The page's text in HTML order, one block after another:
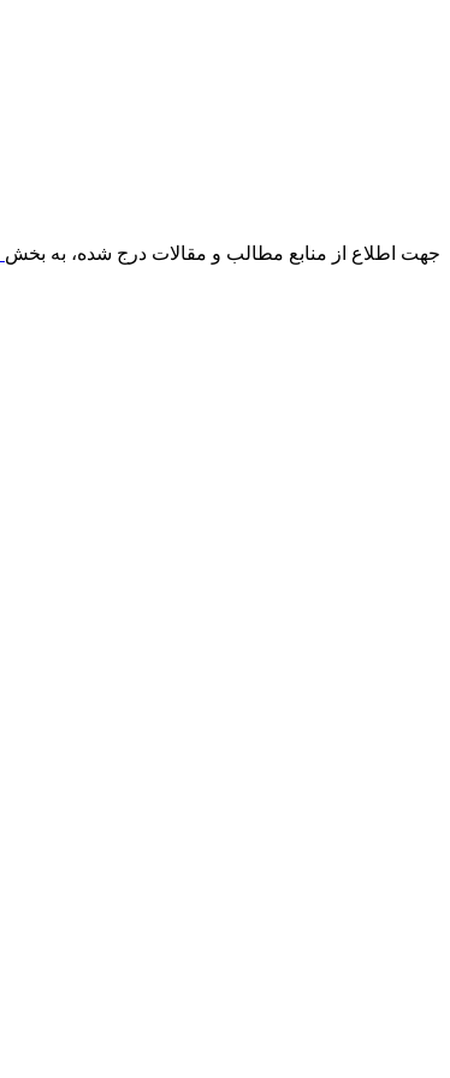
جهت اطلاع از منابع مطالب و مقالات درج شده، به بخش